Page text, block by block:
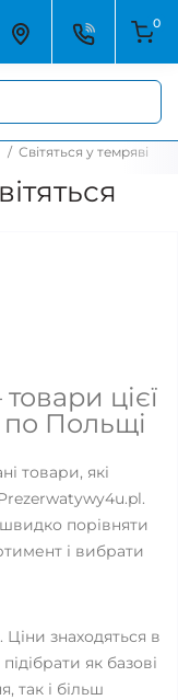
0
Світяться у темряві
цієї
по Польщі
товари, які
порівняти
і вибрати
Ціни знаходяться в
як базові
так і більш